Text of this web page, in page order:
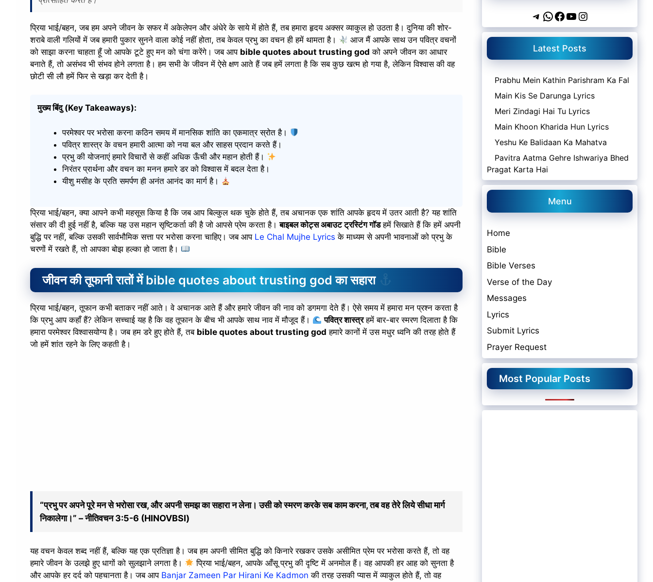
प्रिया भाई/बहन, जब हम अपने जीवन के सफर में अकेलेपन और अंधेरे के साये में होते हैं, तब हमारा हृदय अक्सर व्याकुल हो उठता है। दुनिया की शोर-
शराबे वाली गलियों में जब हमारी पुकार सुनने वाला कोई नहीं होता, तब केवल प्रभु का वचन ही हमें थामता है।
आज मैं आपके साथ उन पवित्र वचनों
को साझा करना चाहता हूँ जो आपके टूटे हुए मन को चंगा करेंगे। जब आप bible quotes about trusting god को अपने जीवन का आधार
बनाते हैं, तो असंभव भी संभव होने लगता है। हम सभी के जीवन में ऐसे क्षण आते हैं जब हमें लगता है कि सब कुछ खत्म हो गया है, लेकिन विश्वास की वह
छोटी सी लौ हमें फिर से खड़ा कर देती है।
मुख्य बिंदु (Key Takeaways):
परमेश्वर पर भरोसा करना कठिन समय में मानसिक शांति का एकमात्र स्रोत है।
पवित्र शास्त्र के वचन हमारी आत्मा को नया बल और साहस प्रदान करते हैं।
प्रभु की योजनाएं हमारे विचारों से कहीं अधिक ऊँची और महान होती हैं।
निरंतर प्रार्थना और वचन का मनन हमारे डर को विश्वास में बदल देता है।
यीशु मसीह के प्रति समर्पण ही अनंत आनंद का मार्ग है।
प्रिया भाई/बहन, क्या आपने कभी महसूस किया है कि जब आप बिल्कुल थक चुके होते हैं, तब अचानक एक शांति आपके हृदय में उतर आती है? यह शांति
संसार की दी हुई नहीं है, बल्कि यह उस महान सृष्टिकर्ता की है जो आपसे प्रेम करता है।बाइबल कोट्स अबाउट ट्रस्टिंग गॉडहमें सिखाते हैं कि हमें अपनी
बुद्धि पर नहीं, बल्कि उसकी सार्वभौमिक सत्ता पर भरोसा करना चाहिए। जब आप Le Chal Mujhe Lyrics के माध्यम से अपनी भावनाओं को प्रभु के
चरणों में रखते हैं, तो आपका बोझ हल्का हो जाता है।
जीवन की तूफानी रातों में bible quotes about trusting god का सहारा
प्रिया भाई/बहन, तूफान कभी बताकर नहीं आते। वे अचानक आते हैं और हमारे जीवन की नाव को डगमगा देते हैं। ऐसे समय में हमारा मन प्रश्न करता है
कि प्रभु आप कहाँ हैं? लेकिन सच्चाई यह है कि वह तूफान के बीच भी आपके साथ नाव में मौजूद हैं।
पवित्र शास्त्रहमें बार-बार स्मरण दिलाता है कि
हमारा परमेश्वर विश्वासयोग्य है। जब हम डरे हुए होते हैं, तब bible quotes about trusting god हमारे कानों में उस मधुर ध्वनि की तरह होते हैं
जो हमें शांत रहने के लिए कहती है।
“प्रभु पर अपने पूरे मन से भरोसा रख, और अपनी समझ का सहारा न लेना। उसी को स्मरण करके सब काम करना, तब वह तेरे लिये सीधा मार्ग
निकालेगा।” – नीतिवचन 3:5-6 (HINOVBSI)
यह वचन केवल शब्द नहीं हैं, बल्कि यह एक प्रतिज्ञा है। जब हम अपनी सीमित बुद्धि को किनारे रखकर उसके असीमित प्रेम पर भरोसा करते हैं, तो वह
हमारे जीवन के उलझे हुए धागों को सुलझाने लगता है।
प्रिया भाई/बहन, आपके आँसू प्रभु की दृष्टि में अनमोल हैं। वह आपकी हर आह को सुनता है
और आपके हर दर्द को पहचानता है। जब आप Banjar Zameen Par Hirani Ke Kadmon की तरह उसकी प्यास में व्याकुल होते हैं, तो वह
Telegram
WhatsApp
Facebook
YouTube
Instagram
Latest Posts
Prabhu Mein Kathin Parishram Ka Fal
Main Kis Se Darunga Lyrics
Meri Zindagi Hai Tu Lyrics
Main Khoon Kharida Hun Lyrics
Yeshu Ke Balidaan Ka Mahatva
Pavitra Aatma Gehre Ishwariya Bhed
Pragat Karta Hai
Menu
Home
Bible
Bible Verses
Verse of the Day
Messages
Lyrics
Submit Lyrics
Prayer Request
Most Popular Posts